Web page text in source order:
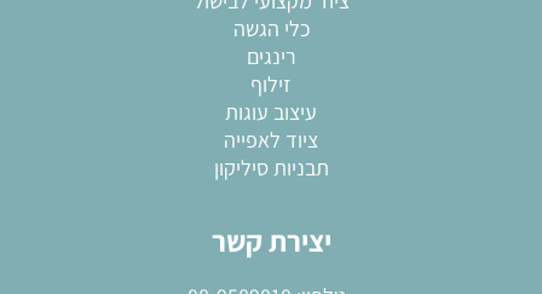
כלי הגשה
רינגים
זילוף
עיצוב עוגות
ציוד לאפייה
תבניות סיליקון
יצירת קשר